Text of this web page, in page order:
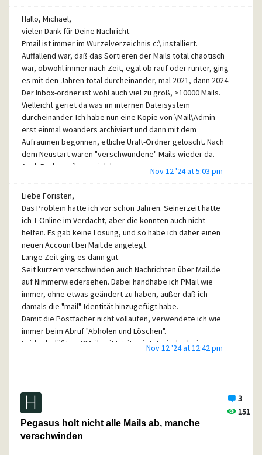
Hallo, Michael,
vielen Dank für Deine Nachricht.
Pmail ist immer im Wurzelverzeichnis c:\ installiert.
Auffallend war, daß das Sortieren der Mails total chaotisch
war, obwohl immer nach Zeit, egal ob rauf oder runter, ging
es mit den Jahren total durcheinander, mal 2021, dann 2024.
Der Inbox-ordner ist wohl auch viel zu groß, >10000 Mails.
Vielleicht geriet da was im internen Dateisystem
durcheinander. Ich habe nun eine Kopie von \Mail\Admin
erst einmal woanders archiviert und dann mit dem
Aufräumen begonnen, etliche Uralt-Ordner gelöscht. Nach
dem Neustart waren "verschwundene" Mails wieder da.
Auch Probemails an mich kamen an.
Bei meinen Umzügen auf andere Rechner habe ich immer
den \Mail\Admin-Ordner mitgenommen und in das frisch
installierte Pmail an den entsprechenden Ort geschoben,
welches dann sofort wieder einsetzbar war.
Spam- und andere Filter sind nicht aktiv. Auch hatte ich den
Verdacht, daß mein neues Android-E-Mailprogramm (Edison
Mail) u.U. eigenmächtig handelte. Ich rufe erstmal nicht
damit ab und kontrolliere die Einstellungen offline.
Übrigens: Ich habe bei T-Online mehrmals erlebt, daß bei
der Abholung plötzlich uralte, längst vergessene Mails
MfG Hajojunge
Nov 12 '24 at 5:03 pm
Liebe Foristen,
Das Problem hatte ich vor schon Jahren. Seinerzeit hatte
ich T-Online im Verdacht, aber die konnten auch nicht
helfen. Es gab keine Lösung, und so habe ich daher einen
neuen Account bei Mail.de angelegt.
Lange Zeit ging es dann gut.
Seit kurzem verschwinden auch Nachrichten über Mail.de
auf Nimmerwiedersehen. Dabei handhabe ich PMail wie
immer, ohne etwas geändert zu haben, außer daß ich
damals die "mail"-Identität hinzugefügt habe.
Damit die Postfächer nicht vollaufen, verwendete ich wie
immer beim Abruf "Abholen und Löschen".
Leider beläßt es PMail seit Freitag jetzt wieder beim
"Löschen", kein "Abholen", die mails erschienen NICHT im
Krankenhaus. So mußte ich um neue Mails bitten. Kostete
Zeit und Nerven, um das zu klären.
Wie gesagt, das Problem hatte ich schon vor Jahren, mit
Mail.de ging es dann lange Zeit gut, auch gelegentliche
Abrufe von T-Online kamen durch. Nun ist das alte Leiden
Nov 12 '24 at 12:42 pm
3
151
Pegasus holt nicht alle Mails ab, manche
verschwinden